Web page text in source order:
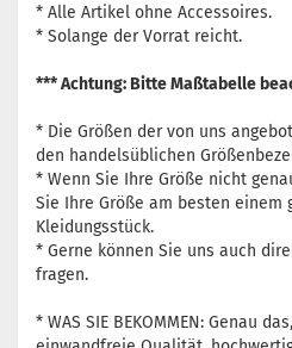
* Alle Artikel ohne Accessoires.
* Solange der Vorrat reicht.
*** Achtung: Bitte Maßtabelle
* Die Größen der von uns
den handelsüblichen
* Wenn Sie Ihre Größe nicht
Sie Ihre Größe am besten einem
Kleidungsstück.
* Gerne können Sie uns auch
fragen.
* WAS SIE BEKOMMEN: Genau